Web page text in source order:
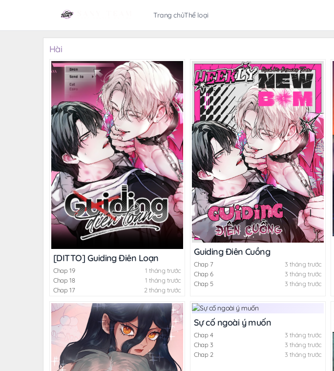
Trang chủThể loại
Hài
[DITTO] Guiding Điên Loạn
Chap 19
1 tháng trước
Chap 18
1 tháng trước
Chap 17
2 tháng trước
Guiding Điên Cuồng
Chap 7
3 tháng trước
Chap 6
3 tháng trước
Chap 5
3 tháng trước
Sự cố ngoài ý muốn
Chap 4
3 tháng trước
Chap 3
3 tháng trước
Chap 2
3 tháng trước